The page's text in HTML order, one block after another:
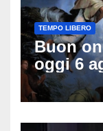
TEMPO LIBERO
Buon
oggi 6
di